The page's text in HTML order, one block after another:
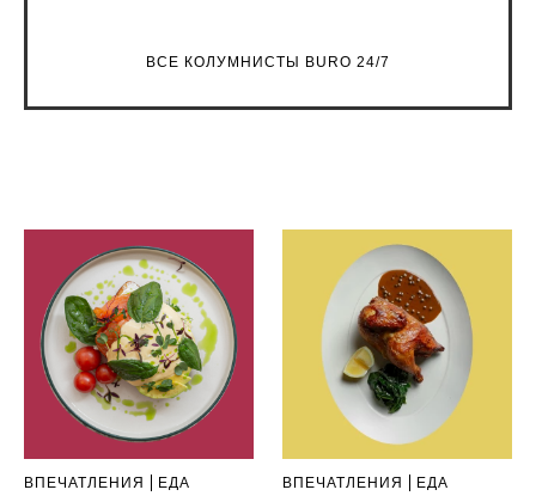
ВСЕ КОЛУМНИСТЫ BURO 24/7
ВПЕЧАТЛЕНИЯ ЕДА ВПЕЧАТЛЕНИЯ ЕДА